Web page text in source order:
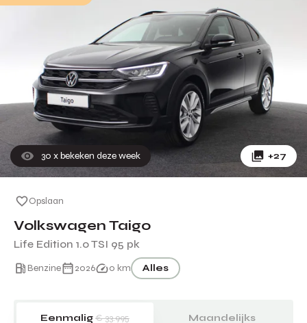
30 x bekeken deze week +27
Opslaan
Volkswagen Taigo
Life Edition 1.0 TSI 95 pk
Benzine 2026 0 km Alles
Eenmalig€ 33.995 Maandelijks